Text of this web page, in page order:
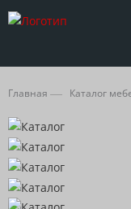
Главная Каталог